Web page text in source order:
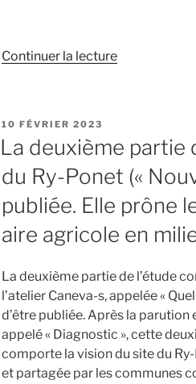
Continuer la lecturede
et
trois
enquêtes
publiques
en
PUBLIÉ
LE
10 FÉVRIER 2023
La deuxième partie
du Ry-Ponet («
publiée. Elle prône
aire agricole en
La deuxième partie de l’étude
l’atelier Caneva-s, appelée «
d’être publiée. Après la
appelé « Diagnostic », cette
comporte la vision du site du
et partagée par les communes